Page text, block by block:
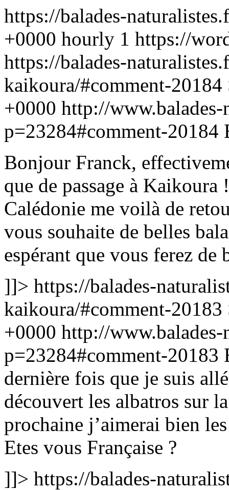
https://balades-
+0000 hourly 1 https://
https://balades-
kaikoura/#comment-20184
+0000 http://www.balades-
p=23284#comment-20184
Bonjour Franck,
que de passage à
Calédonie me voilà de
vous souhaite de belles
espérant que vous ferez de
]]> https://balades-
kaikoura/#comment-20183
+0000 http://www.balades-
p=23284#comment-20183
dernière fois que je suis
découvert les albatros sur
prochaine j’aimerai bien
Etes vous Française ?
]]> https://balades-